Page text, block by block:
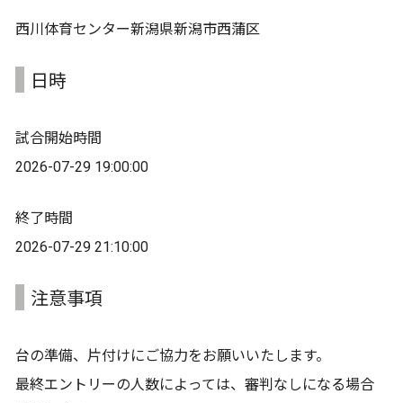
西川体育センター新潟県新潟市西蒲区
日時
試合開始時間
2026-07-29 19:00:00
終了時間
2026-07-29 21:10:00
注意事項
台の準備、片付けにご協力をお願いいたします。
最終エントリーの人数によっては、審判なしになる場合